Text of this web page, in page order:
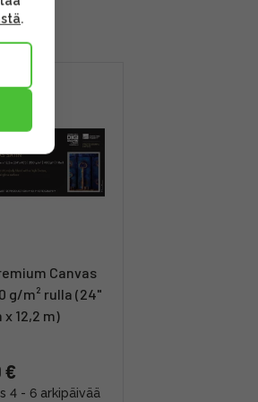
Canvas
g/m² rulla (24"
x 12,2 m)
€
4 - 6 arkipäivää
.